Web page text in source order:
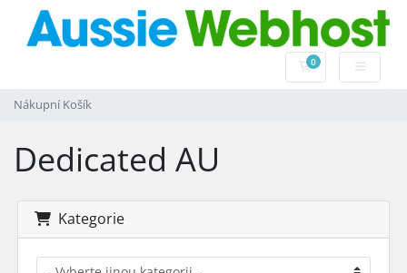
0Nákupní Košík
Nákupní Košík
Dedicated AU
Kategorie